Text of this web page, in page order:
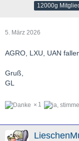
12000g
5. März 2026
AGRO, LXU, UAN
Gruß,
GL
1